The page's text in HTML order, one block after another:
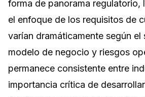
forma de panorama regulatorio,
el enfoque de los requisitos de
varían dramáticamente según el
modelo de negocio y riesgos
permanece consistente entre
importancia crítica de